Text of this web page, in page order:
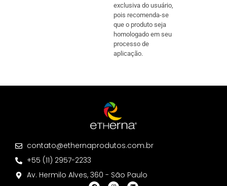
exclusiva do usuário,
pois recomenda-se
que o produto seja
homologado em seu
processo de
aplicação.
contato@ethernaprodutos.com.br
+55 (11) 2957-2233
Av. Hermilo Alves, 360 - São Paulo